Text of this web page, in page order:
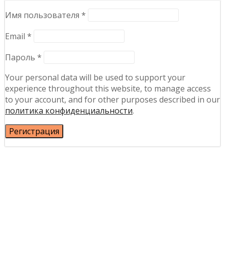
Имя пользователя *
Email *
Пароль *
Your personal data will be used to support your
experience throughout this website, to manage access
to your account, and for other purposes described in our
политика конфиденциальности.
Регистрация